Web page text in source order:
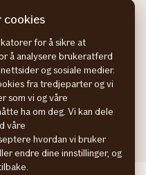
oss
privatkunder
cookies
for å sikre at
å analysere brukeratferd
og sosiale medier.
fra tredjeparter og vi
som vi og våre
ha om deg. Vi kan dele
våre
hvordan vi bruker
endre dine innstillinger, og